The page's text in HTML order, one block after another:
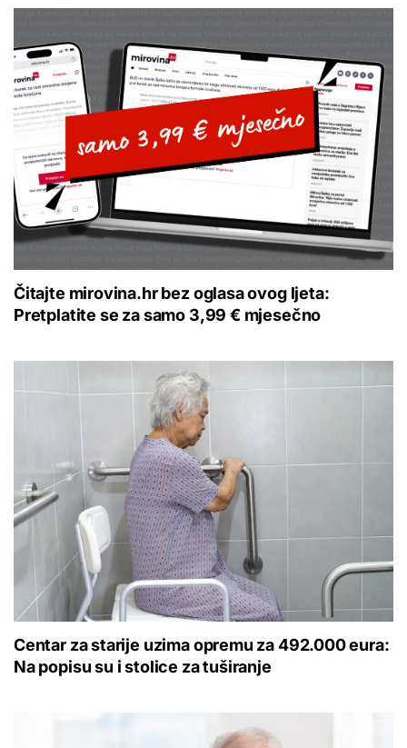
Čitajte mirovina.hr bez oglasa ovog ljeta:
Pretplatite se za samo 3,99 € mjesečno
Centar za starije uzima opremu za 492.000 eura:
Na popisu su i stolice za tuširanje